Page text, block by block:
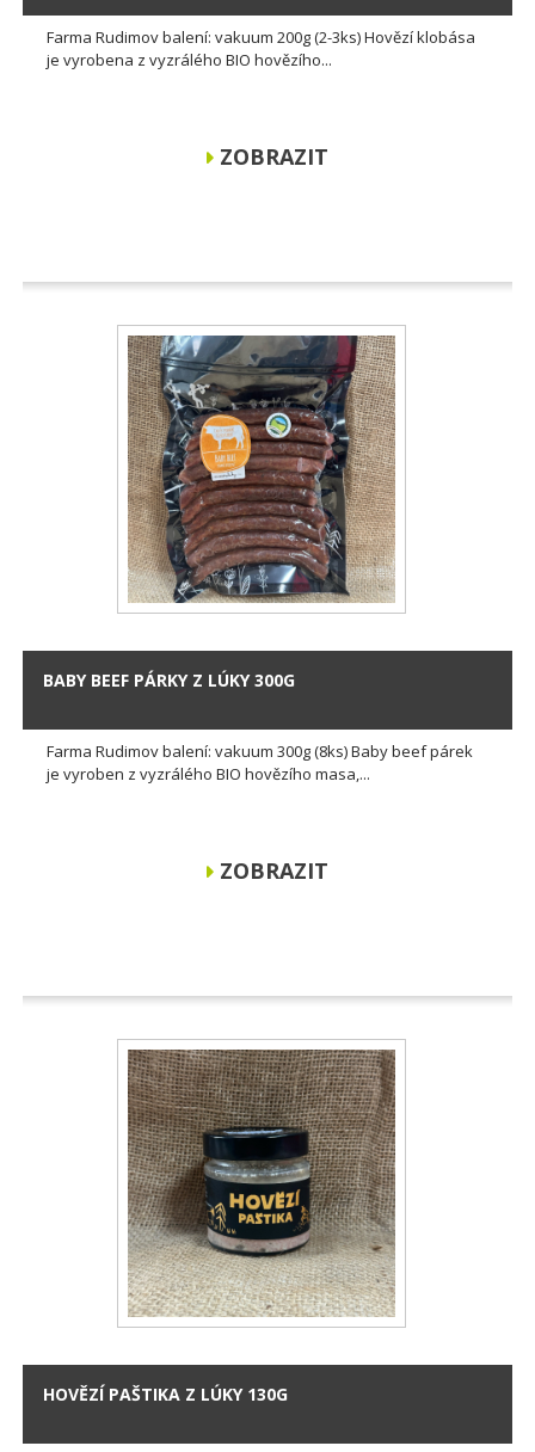
Farma Rudimov balení: vakuum 200g (2-3ks) Hovězí klobása
je vyrobena z vyzrálého BIO hovězího...
ZOBRAZIT
BABY BEEF PÁRKY Z LÚKY 300G
Farma Rudimov balení: vakuum 300g (8ks) Baby beef párek
je vyroben z vyzrálého BIO hovězího masa,...
ZOBRAZIT
HOVĚZÍ PAŠTIKA Z LÚKY 130G